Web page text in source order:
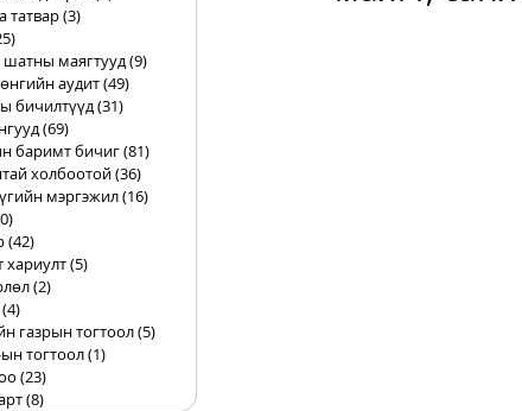
татвар(3)
шатны маягтууд(9)
аудит(49)
бичилтүүд(31)
(69)
баримт бичиг(81)
холбоотой(36)
мэргэжил(16)
(42)
хариулт(5)
(2)
(4)
газрын тогтоол(5)
тогтоол(1)
(23)
(8)